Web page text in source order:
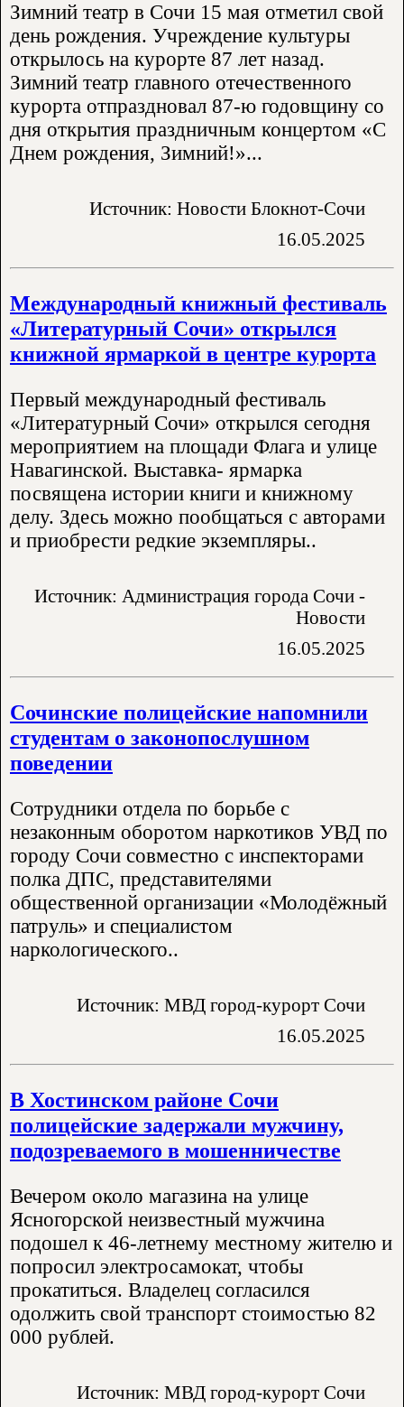
Зимний театр в Сочи 15 мая отметил свой
день рождения. Учреждение культуры
открылось на курорте 87 лет назад.
Зимний театр главного отечественного
курорта отпраздновал 87-ю годовщину со
дня открытия праздничным концертом «С
Днем рождения, Зимний!»...
Источник: Новости Блокнот-Сочи
16.05.2025
Международный книжный фестиваль
«Литературный Сочи» открылся
книжной ярмаркой в центре курорта
Первый международный фестиваль
«Литературный Сочи» открылся сегодня
мероприятием на площади Флага и улице
Навагинской. Выставка- ярмарка
посвящена истории книги и книжному
делу. Здесь можно пообщаться с авторами
и приобрести редкие экземпляры..
Источник: Администрация города Сочи -
Новости
16.05.2025
Сочинские полицейские напомнили
студентам о законопослушном
поведении
Сотрудники отдела по борьбе с
незаконным оборотом наркотиков УВД по
городу Сочи совместно с инспекторами
полка ДПС, представителями
общественной организации «Молодёжный
патруль» и специалистом
наркологического..
Источник: МВД город-курорт Сочи
16.05.2025
В Хостинском районе Сочи
полицейские задержали мужчину,
подозреваемого в мошенничестве
Вечером около магазина на улице
Ясногорской неизвестный мужчина
подошел к 46-летнему местному жителю и
попросил электросамокат, чтобы
прокатиться. Владелец согласился
одолжить свой транспорт стоимостью 82
000 рублей.
Источник: МВД город-курорт Сочи